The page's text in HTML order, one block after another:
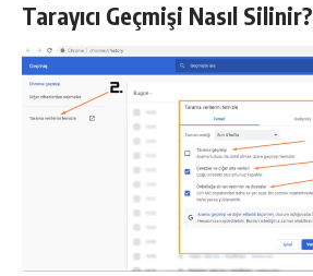
Tarayıcı Geçmişi Nasıl Silinir?